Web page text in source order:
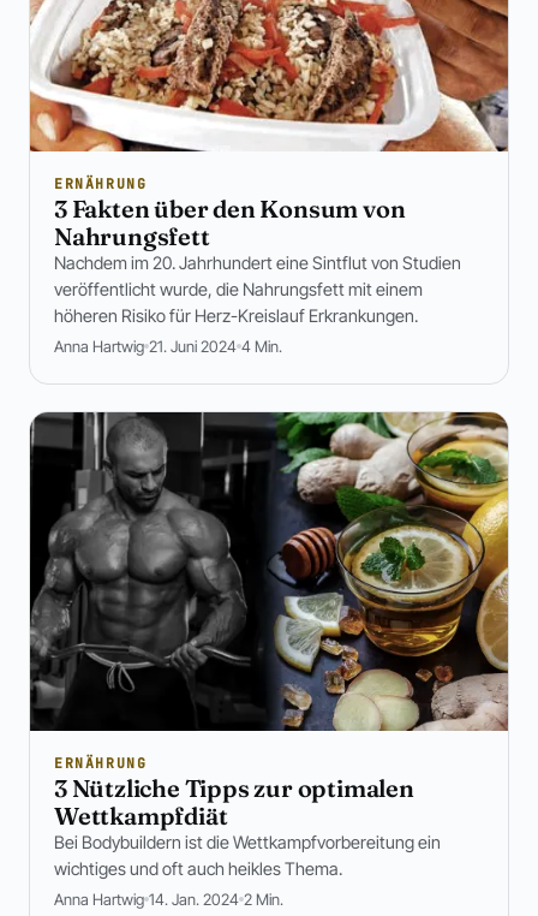
ERNÄHRUNG
3 Fakten über den Konsum von
Nahrungsfett
Nachdem im 20. Jahrhundert eine Sintflut von Studien
veröffentlicht wurde, die Nahrungsfett mit einem
höheren Risiko für Herz-Kreislauf Erkrankungen.
Anna Hartwig 21. Juni 2024 4 Min.
ERNÄHRUNG
3 Nützliche Tipps zur optimalen
Wettkampfdiät
Bei Bodybuildern ist die Wettkampfvorbereitung ein
wichtiges und oft auch heikles Thema.
Anna Hartwig 14. Jan. 2024 2 Min.